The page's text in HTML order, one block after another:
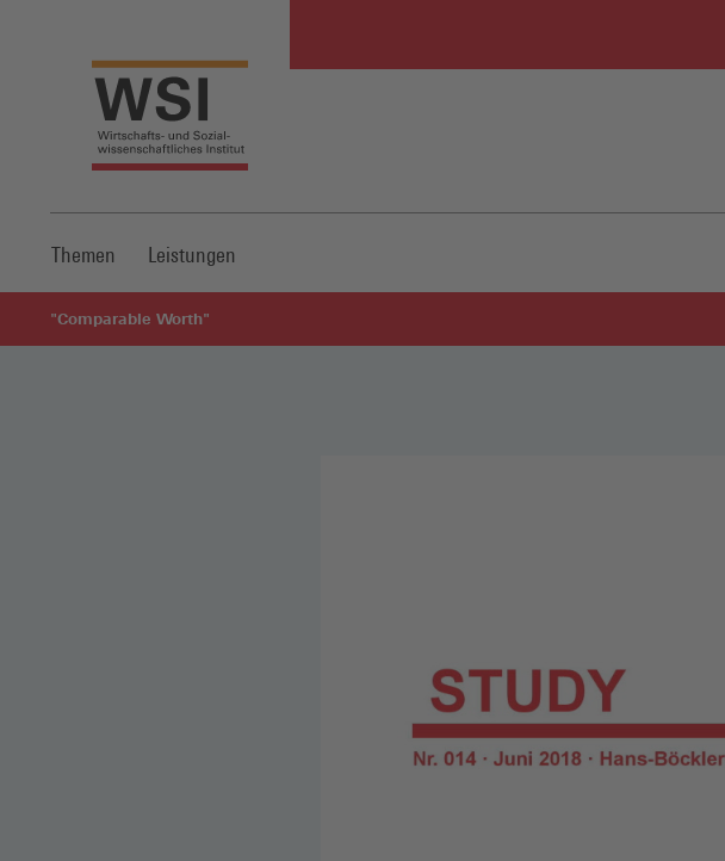
Themen Leistungen
"Comparable Worth"